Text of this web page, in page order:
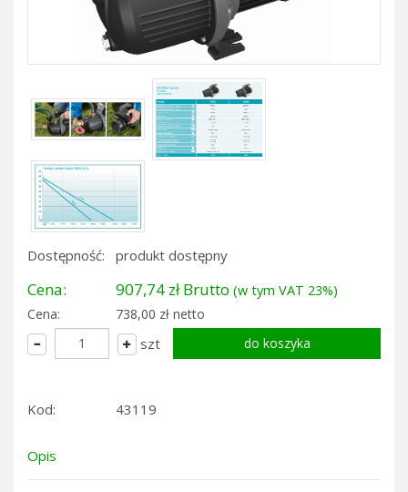
Dostępność: produkt dostępny
Cena: 907,74 zł Brutto (w tym VAT 23%)
Cena:
738,00 zł netto
szt
Kod: 43119
Opis